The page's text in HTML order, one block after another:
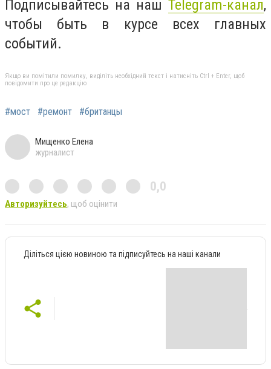
Подписывайтесь на наш Telegram-канал,
чтобы быть в курсе всех главных
событий.
Якщо ви помітили помилку, виділіть необхідний текст і натисніть Ctrl + Enter, щоб
повідомити про це редакцію
#мост #ремонт #британцы
Мищенко Елена
журналист
0,0
Авторизуйтесь, щоб оцінити
Діліться цією новиною та підписуйтесь на наші канали